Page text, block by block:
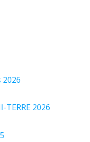
2026